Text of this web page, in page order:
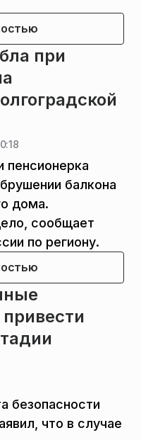
при
пенсионерка
балкона
дома.
сообщает
по региону.
безопасности
что в случае